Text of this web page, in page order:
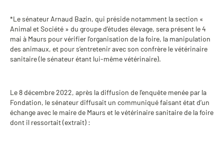
*Le sénateur Arnaud Bazin, qui préside notamment la section «
Animal et Société » du groupe d’études élevage, sera présent le 4
mai à Maurs pour vérifier l’organisation de la foire, la manipulation
des animaux, et pour s’entretenir avec son confrère le vétérinaire
sanitaire (le sénateur étant lui-même vétérinaire).
Le 8 décembre 2022, après la diffusion de l’enquête menée par la
Fondation, le sénateur diffusait un communiqué faisant état d’un
échange avec le maire de Maurs et le vétérinaire sanitaire de la foire
dont il ressortait (extrait) :